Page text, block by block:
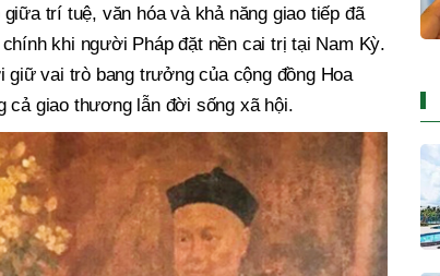
trí tuệ, văn hóa và khả năng giao tiếp đã
khi người Pháp đặt nền cai trị tại Nam Kỳ.
vai trò bang trưởng của cộng đồng Hoa
giao thương lẫn đời sống xã hội.